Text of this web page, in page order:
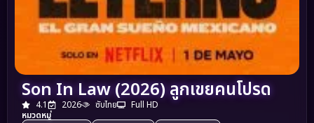
Son In Law (2026) ลูกเขยคนโปรด
4.1 2026 ซับไทย
Full HD
หมวดหมู่